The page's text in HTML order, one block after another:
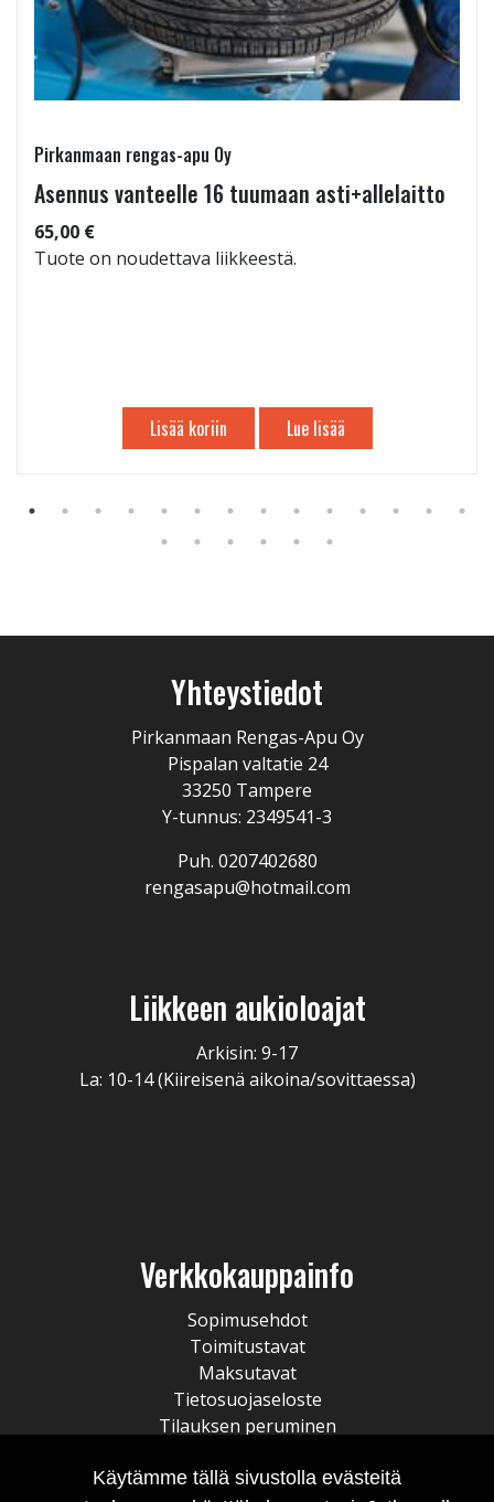
Pirkanmaan rengas-apu Oy
Asennus vanteelle 16 tuumaan asti+allelaitto
65,00 €
Tuote on noudettava liikkeestä.
Lisää koriin Lue lisää
Yhteystiedot
Pirkanmaan Rengas-Apu Oy
Pispalan valtatie 24
33250 Tampere
Y-tunnus: 2349541-3
Puh. 0207402680
rengasapu@hotmail.com
Liikkeen aukioloajat
Arkisin: 9-17
La: 10-14 (Kiireisenä aikoina/sovittaessa)
Verkkokauppainfo
Sopimusehdot
Toimitustavat
Maksutavat
Tietosuojaseloste
Tilauksen peruminen
Käytämme tällä sivustolla evästeitä